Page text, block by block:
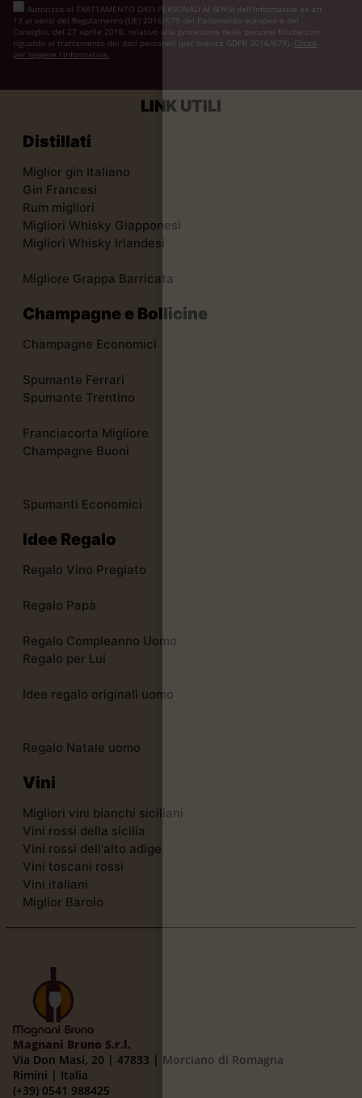
Autorizzo al TRATTAMENTO DATI PERSONALI AI SENSI dell'Informativa ex art.
13 ai sensi del Regolamento (UE) 2016/679 del Parlamento europeo e del
Consiglio, del 27 aprile 2016, relativo alla protezione delle persone fisiche con
riguardo al trattamento dei dati personali (per brevità GDPR 2016/679). Clicca
per leggere l’informativa.
LINK UTILI
Distillati
Miglior gin Italiano
Gin Francesi
Rum migliori
Migliori Whisky Giapponesi
Migliori Whisky Irlandesi
Migliore Grappa Barricata
Champagne e Bollicine
Champagne Economici
Spumante Ferrari
Spumante Trentino
Franciacorta Migliore
Champagne Buoni
Spumanti Economici
Idee Regalo
Regalo Vino Pregiato
Regalo Papà
Regalo Compleanno Uomo
Regalo per Lui
Idee regalo originali uomo
Regalo Natale uomo
Vini
Migliori vini bianchi siciliani
Vini rossi della sicilia
Vini rossi dell'alto adige
Vini toscani rossi
Vini italiani
Miglior Barolo
Magnani Bruno S.r.l.
Via Don Masi, 20 | 47833 | Morciano di Romagna
Rimini | Italia
(+39) 0541 988425